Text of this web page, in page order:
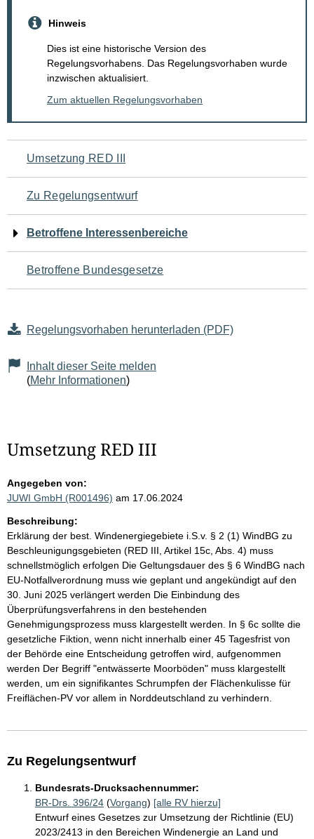
Hinweis
Dies ist eine historische Version des
Regelungsvorhabens. Das Regelungsvorhaben wurde
inzwischen aktualisiert.
Zum aktuellen Regelungsvorhaben
Navigation
für
den
Seiteninhalt
Umsetzung RED III
Zu Regelungsentwurf
Betroffene Interessenbereiche
Betroffene Bundesgesetze
Regelungsvorhaben herunterladen (PDF)
Inhalt dieser Seite melden
(Mehr Informationen)
Umsetzung RED III
Angegeben von:
JUWI GmbH (R001496) am 17.06.2024
Beschreibung:
Erklärung der best. Windenergiegebiete i.S.v. § 2 (1) WindBG zu
Beschleunigungsgebieten (RED III, Artikel 15c, Abs. 4) muss
schnellstmöglich erfolgen Die Geltungsdauer des § 6 WindBG nach
EU-Notfallverordnung muss wie geplant und angekündigt auf den
30. Juni 2025 verlängert werden Die Einbindung des
Überprüfungsverfahrens in den bestehenden
Genehmigungsprozess muss klargestellt werden. In § 6c sollte die
gesetzliche Fiktion, wenn nicht innerhalb einer 45 Tagesfrist von
der Behörde eine Entscheidung getroffen wird, aufgenommen
werden Der Begriff "entwässerte Moorböden" muss klargestellt
werden, um ein signifikantes Schrumpfen der Flächenkulisse für
Freiflächen-PV vor allem in Norddeutschland zu verhindern.
Zu Regelungsentwurf
Bundesrats-Drucksachennummer:
BR-Drs. 396/24 (Vorgang) [alle RV hierzu]
Entwurf eines Gesetzes zur Umsetzung der Richtlinie (EU)
2023/2413 in den Bereichen Windenergie an Land und